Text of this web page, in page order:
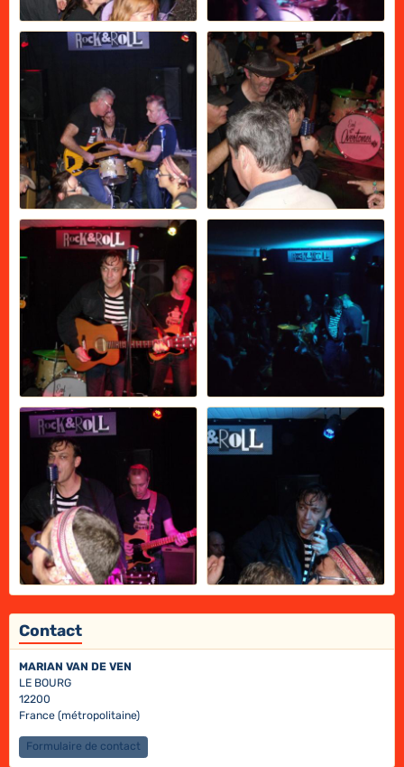
Contact
MARIAN VAN DE VEN
LE BOURG
12200
France (métropolitaine)
Formulaire de contact